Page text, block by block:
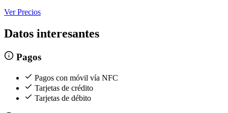
Ver Precios
Datos interesantes
Pagos
Pagos con móvil vía NFC
Tarjetas de crédito
Tarjetas de débito